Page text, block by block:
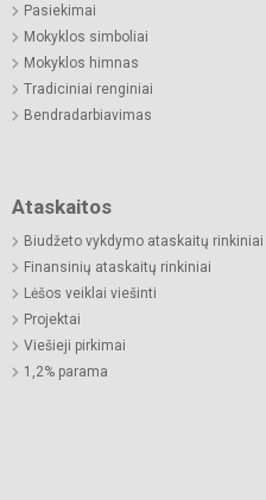
Pasiekimai
Mokyklos simboliai
Mokyklos himnas
Tradiciniai renginiai
Bendradarbiavimas
Ataskaitos
Biudžeto vykdymo ataskaitų rinkiniai
Finansinių ataskaitų rinkiniai
Lėšos veiklai viešinti
Projektai
Viešieji pirkimai
1,2% parama